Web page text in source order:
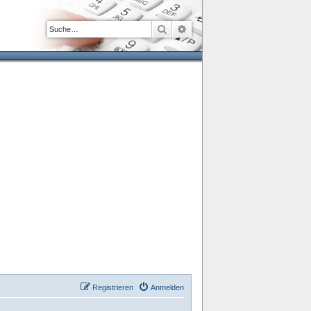
SucheErweiterte Suche
Anmelden
Registrieren